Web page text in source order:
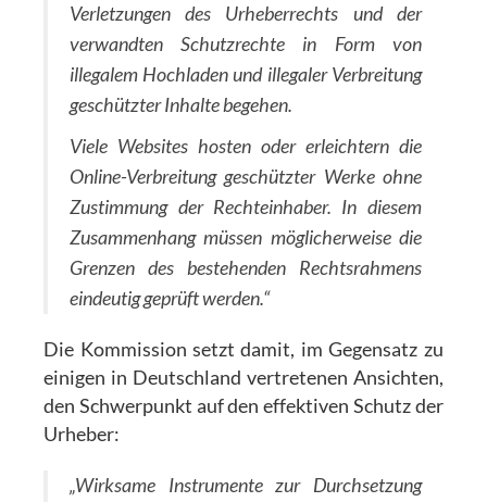
Verletzungen des Urheberrechts und der
verwandten Schutzrechte in Form von
illegalem Hochladen und illegaler Verbreitung
geschützter Inhalte begehen.
Viele Websites hosten oder erleichtern die
Online-Verbreitung geschützter Werke ohne
Zustimmung der Rechteinhaber. In diesem
Zusammenhang müssen möglicherweise die
Grenzen des bestehenden Rechtsrahmens
eindeutig geprüft werden.“
Die Kommission setzt damit, im Gegensatz zu
einigen in Deutschland vertretenen Ansichten,
den Schwerpunkt auf den effektiven Schutz der
Urheber:
„Wirksame Instrumente zur Durchsetzung